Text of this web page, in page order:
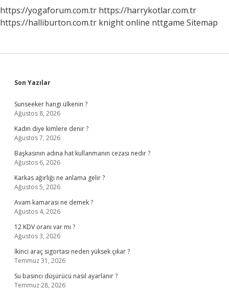
https://yogaforum.com.tr https://harrykotlar.com.tr
https://halliburton.com.tr knight online nttgame Sitemap
Sidebar
Son Yazılar
Sunseeker hangi ülkenin ?
Ağustos 8, 2026
Kadın diye kimlere denir ?
Ağustos 7, 2026
Başkasının adına hat kullanmanın cezası nedir ?
Ağustos 6, 2026
Karkas ağırlığı ne anlama gelir ?
Ağustos 5, 2026
Avam kamarası ne demek ?
Ağustos 4, 2026
12 KDV oranı var mı ?
Ağustos 3, 2026
İkinci araç sigortası neden yüksek çıkar ?
Temmuz 31, 2026
Su basıncı düşürücü nasıl ayarlanır ?
Temmuz 28, 2026